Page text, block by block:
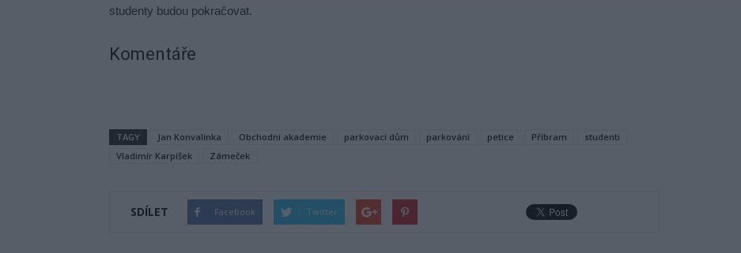
studenty budou pokračovat.
Komentáře
TAGY Jan Konvalinka Obchodní akademie parkovací dům parkování petice Příbram
studenti
Vladimír Karpíšek
Zámeček
SDÍLET Facebook Twitter